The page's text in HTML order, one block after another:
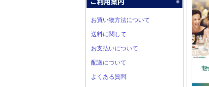
お買い物方法について
送料に関して
お支払いについて
配送について
よくある質問